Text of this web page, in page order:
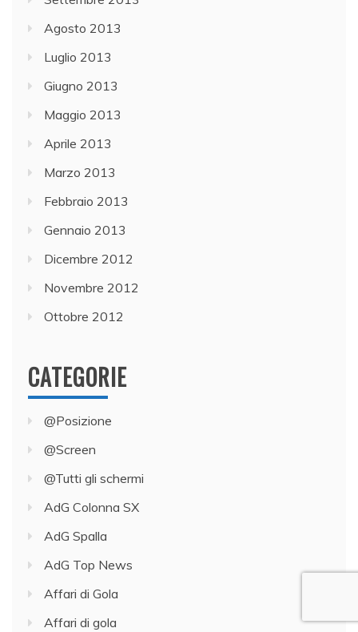
Agosto 2013
Luglio 2013
Giugno 2013
Maggio 2013
Aprile 2013
Marzo 2013
Febbraio 2013
Gennaio 2013
Dicembre 2012
Novembre 2012
Ottobre 2012
CATEGORIE
@Posizione
@Screen
@Tutti gli schermi
AdG Colonna SX
AdG Spalla
AdG Top News
Affari di Gola
Affari di gola